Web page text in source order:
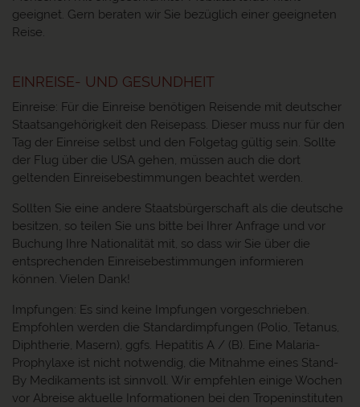
geeignet. Gern beraten wir Sie bezüglich einer geeigneten
Reise.
EINREISE- UND GESUNDHEIT
Einreise: Für die Einreise benötigen Reisende mit deutscher
Staatsangehörigkeit den Reisepass. Dieser muss nur für den
Tag der Einreise selbst und den Folgetag gültig sein. Sollte
der Flug über die USA gehen, müssen auch die dort
geltenden Einreisebestimmungen beachtet werden.
Sollten Sie eine andere Staatsbürgerschaft als die deutsche
besitzen, so teilen Sie uns bitte bei Ihrer Anfrage und vor
Buchung Ihre Nationalität mit, so dass wir Sie über die
entsprechenden Einreisebestimmungen informieren
können. Vielen Dank!
Impfungen: Es sind keine Impfungen vorgeschrieben.
Empfohlen werden die Standardimpfungen (Polio, Tetanus,
Diphtherie, Masern), ggfs. Hepatitis A / (B). Eine Malaria-
Prophylaxe ist nicht notwendig, die Mitnahme eines Stand-
By Medikaments ist sinnvoll. Wir empfehlen einige Wochen
vor Abreise aktuelle Informationen bei den Tropeninstituten